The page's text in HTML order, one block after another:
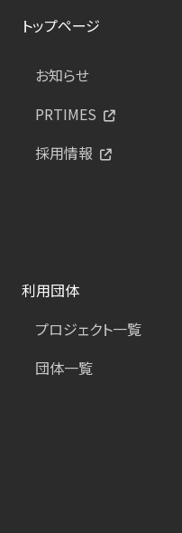
トップページ
お知らせ
PRTIMES
採用情報
利用団体
プロジェクト一覧
団体一覧